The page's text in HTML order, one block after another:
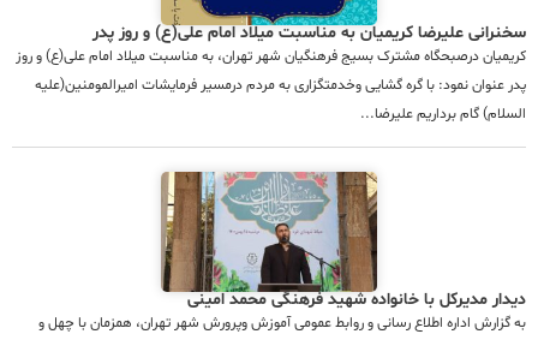
سخنرانی علیرضا کریمیان به مناسبت میلاد امام علی(ع) و روز پدر
کریمیان درصبحگاه مشترک بسیج فرهنگیان شهر تهران، به مناسبت میلاد امام علی(ع) و روز
پدر عنوان نمود: با گره گشایی وخدمتگزاری به مردم درمسیر فرمایشات امیرالمومنین(علیه
السلام) گام برداریم علیرضا...
دیدار مدیرکل با خانواده شهید فرهنگی محمد امینی
به گزارش اداره اطلاع رسانی و روابط عمومی آموزش وپرورش شهر تهران، همزمان با چهل و